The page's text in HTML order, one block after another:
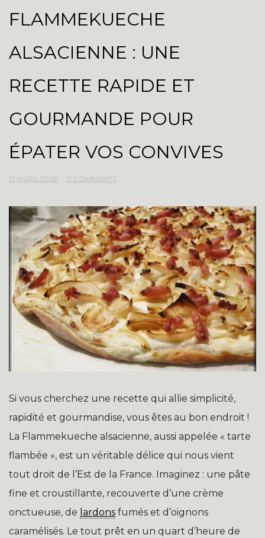
FLAMMEKUECHE
ALSACIENNE : UNE
RECETTE RAPIDE ET
GOURMANDE POUR
ÉPATER VOS CONVIVES
13 AVRIL 2026 0 COMMENTS
Si vous cherchez une recette qui allie simplicité,
rapidité et gourmandise, vous êtes au bon endroit !
La Flammekueche alsacienne, aussi appelée « tarte
flambée », est un véritable délice qui nous vient
tout droit de l’Est de la France. Imaginez : une pâte
fine et croustillante, recouverte d’une crème
onctueuse, de lardons fumés et d’oignons
caramélisés. Le tout prêt en un quart d’heure de